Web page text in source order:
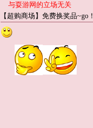
与耍游网的立场无关
【超购商场】免费换奖品~go！